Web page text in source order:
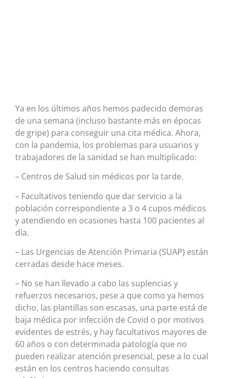
Ya en los últimos años hemos padecido demoras
de una semana (incluso bastante más en épocas
de gripe) para conseguir una cita médica. Ahora,
con la pandemia, los problemas para usuarios y
trabajadores de la sanidad se han multiplicado:
– Centros de Salud sin médicos por la tarde.
– Facultativos teniendo que dar servicio a la
población correspondiente a 3 o 4 cupos médicos
y atendiendo en ocasiones hasta 100 pacientes al
día.
– Las Urgencias de Atención Primaria (SUAP) están
cerradas desde hace meses.
– No se han llevado a cabo las suplencias y
refuerzos necesarios, pese a que como ya hemos
dicho, las plantillas son escasas, una parte está de
baja médica por infección de Covid o por motivos
evidentes de estrés, y hay facultativos mayores de
60 años o con determinada patología que no
pueden realizar atención presencial, pese a lo cual
están en los centros haciendo consultas